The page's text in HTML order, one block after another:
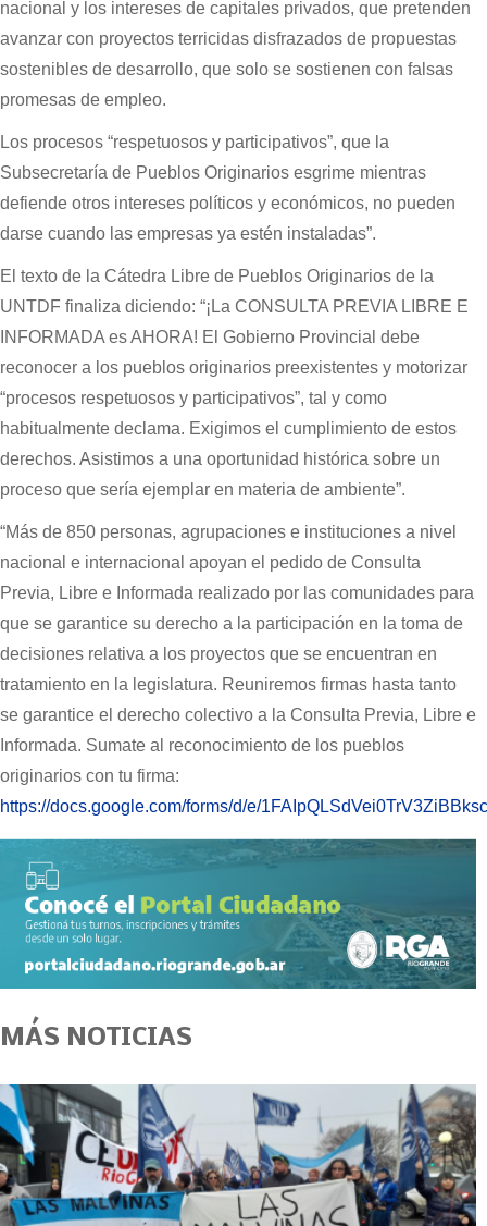
nacional y los intereses de capitales privados, que pretenden
avanzar con proyectos terricidas disfrazados de propuestas
sostenibles de desarrollo, que solo se sostienen con falsas
promesas de empleo.
Los procesos “respetuosos y participativos”, que la
Subsecretaría de Pueblos Originarios esgrime mientras
defiende otros intereses políticos y económicos, no pueden
darse cuando las empresas ya estén instaladas”.
El texto de la Cátedra Libre de Pueblos Originarios de la
UNTDF finaliza diciendo: “¡La CONSULTA PREVIA LIBRE E
INFORMADA es AHORA! El Gobierno Provincial debe
reconocer a los pueblos originarios preexistentes y motorizar
“procesos respetuosos y participativos”, tal y como
habitualmente declama. Exigimos el cumplimiento de estos
derechos. Asistimos a una oportunidad histórica sobre un
proceso que sería ejemplar en materia de ambiente”.
“Más de 850 personas, agrupaciones e instituciones a nivel
nacional e internacional apoyan el pedido de Consulta
Previa, Libre e Informada realizado por las comunidades para
que se garantice su derecho a la participación en la toma de
decisiones relativa a los proyectos que se encuentran en
tratamiento en la legislatura. Reuniremos firmas hasta tanto
se garantice el derecho colectivo a la Consulta Previa, Libre e
Informada. Sumate al reconocimiento de los pueblos
originarios con tu firma:
https://docs.google.com/forms/d/e/
MÁS NOTICIAS